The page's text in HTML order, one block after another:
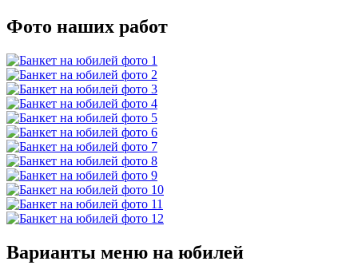
Фото наших работ
Варианты меню на юбилей